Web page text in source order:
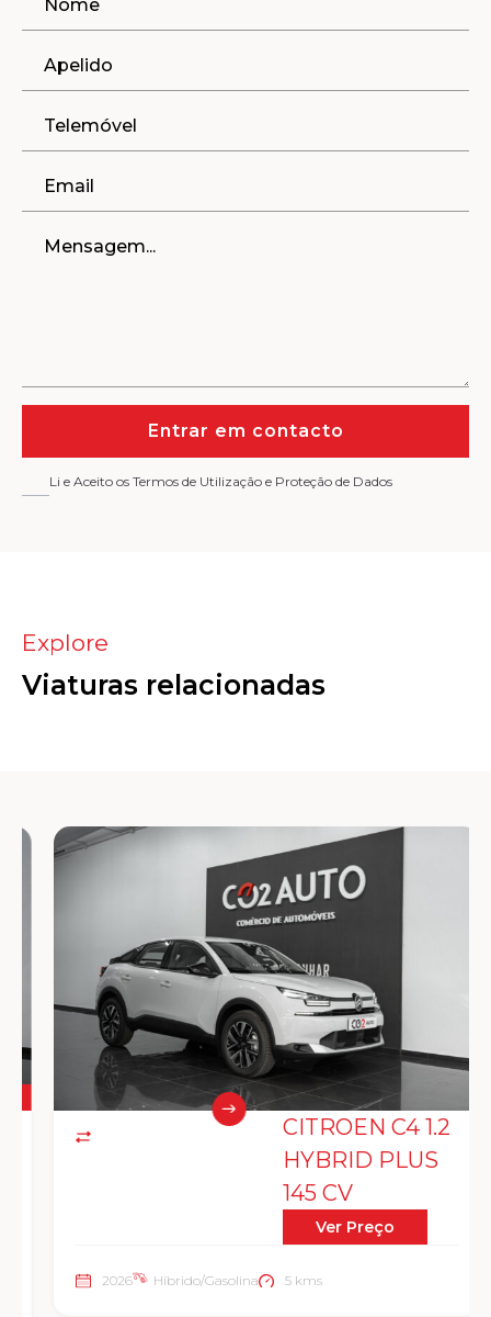
Entrar em contacto
Li e Aceito os Termos de Utilização e Proteção de Dados
Explore
Viaturas relacionadas
CITROEN C4 1.2
HYBRID PLUS
145 CV
Ver Preço
2026 Híbrido/Gasolina 5 kms